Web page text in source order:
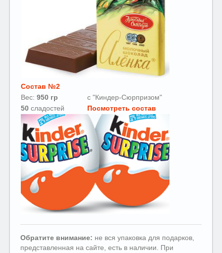
Состав №2
Вес: 950 гр
с "Киндер-Сюрпризом"
50 сладостей Посмотреть состав
Обратите внимание: не вся упаковка для подарков,
представленная на сайте, есть в наличии. При